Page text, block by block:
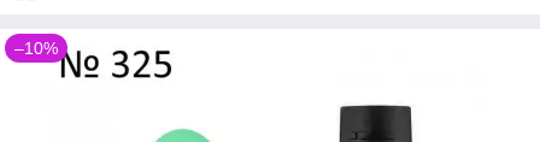
–10%